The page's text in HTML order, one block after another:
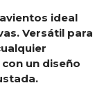
ideal
Versátil para
un diseño